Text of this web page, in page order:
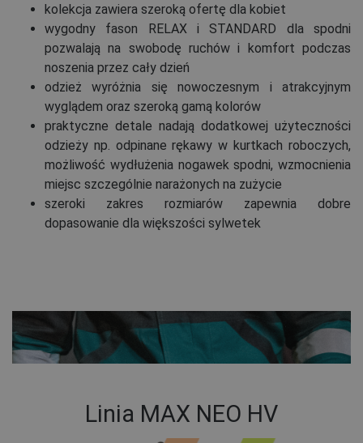
kolekcja zawiera szeroką ofertę dla kobiet
wygodny fason RELAX i STANDARD dla spodni
pozwalają na swobodę ruchów i komfort podczas
noszenia przez cały dzień
odzież wyróżnia się nowoczesnym i atrakcyjnym
wyglądem oraz szeroką gamą kolorów
praktyczne detale nadają dodatkowej użyteczności
odzieży np. odpinane rękawy w kurtkach roboczych,
możliwość wydłużenia nogawek spodni, wzmocnienia
miejsc szczególnie narażonych na zużycie
szeroki zakres rozmiarów zapewnia dobre
dopasowanie dla większości sylwetek
Linia MAX NEO HV